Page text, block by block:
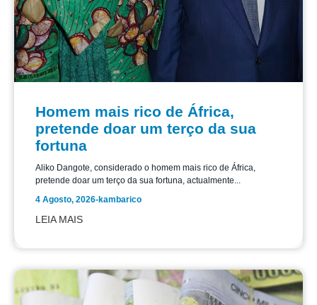
Homem mais rico de África,
pretende doar um terço da sua
fortuna
Aliko Dangote, considerado o homem mais rico de África,
pretende doar um terço da sua fortuna, actualmente...
4 Agosto, 2026-kambarico
LEIA MAIS